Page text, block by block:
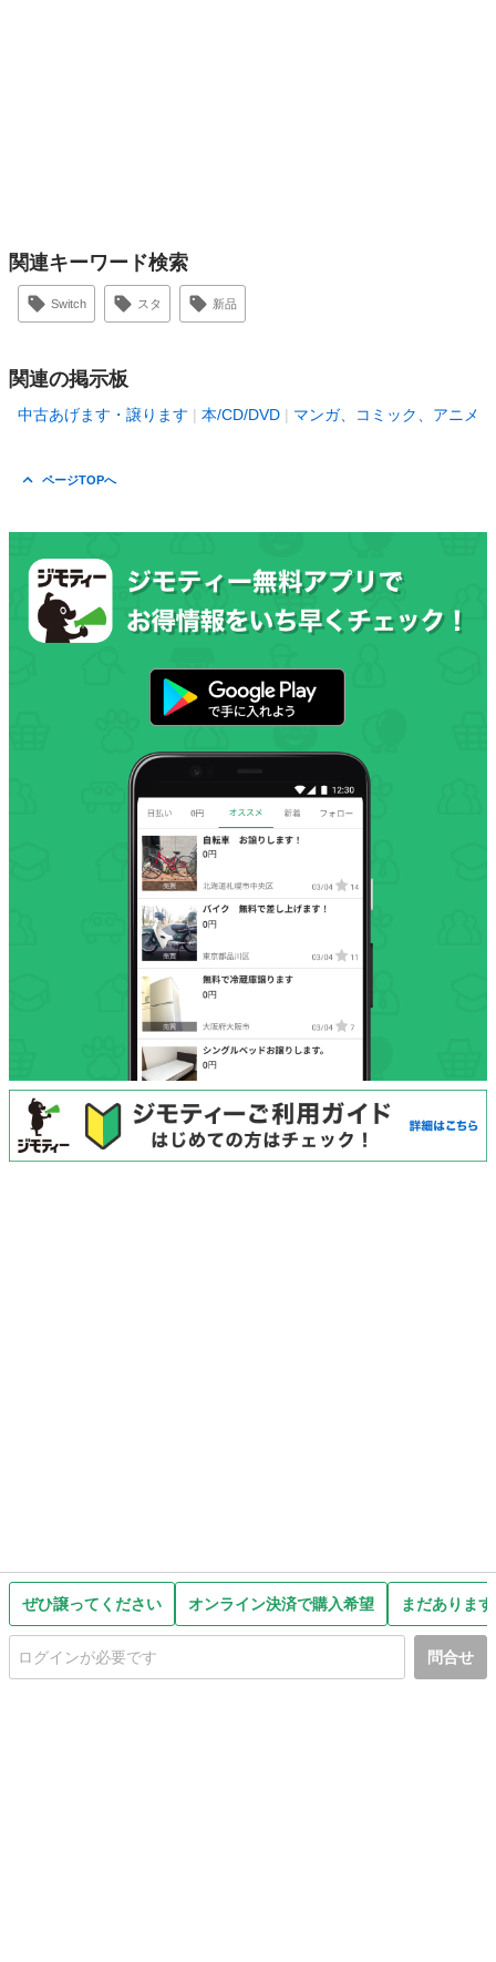
ぜひ譲ってください オンライン決済で購入希望 まだありま
問合せ
関連キーワード検索
Switch スタ 新品
関連の掲示板
中古あげます・譲ります 本/CD/DVD マンガ、コミック、アニメ
ページTOPへ